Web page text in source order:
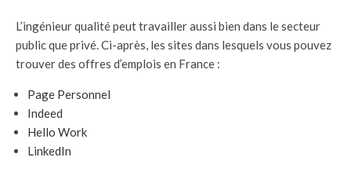
L’ingénieur qualité peut travailler aussi bien dans le secteur
public que privé. Ci-après, les sites dans lesquels vous pouvez
trouver des offres d’emplois en France :
Page Personnel
Indeed
Hello Work
LinkedIn